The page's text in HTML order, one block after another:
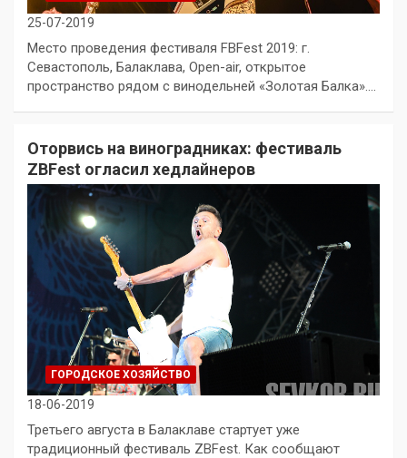
25-07-2019
Место проведения фестиваля FBFest 2019: г.
Севастополь, Балаклава, Open-air, открытое
пространство рядом с винодельней «Золотая Балка».…
Оторвись на виноградниках: фестиваль
ZBFest огласил хедлайнеров
ГОРОДСКОЕ ХОЗЯЙСТВО
18-06-2019
Третьего августа в Балаклаве стартует уже
традиционный фестиваль ZBFest. Как сообщают